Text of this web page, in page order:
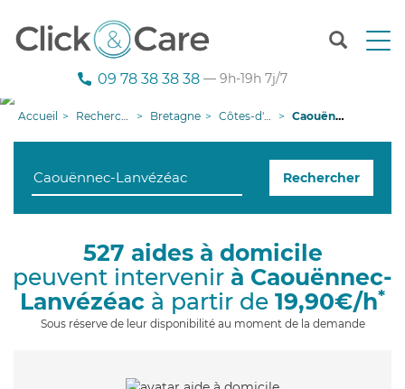
T
n
g
i
o
09 78 38 38 38 — 9h-19h 7j/7
Accueil Recherche aide à domicile Bretagne Côtes-d'armor Caouënnec-Lanvézéac
Rechercher
527 aides à domicile
peuvent intervenir à Caouënnec-
Lanvézéac à partir de 19,90€/h*
Sous réserve de leur disponibilité au moment de la demande